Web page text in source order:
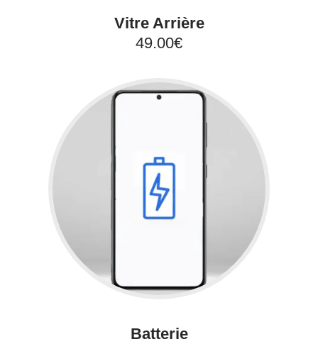
Vitre Arrière
49.00€
Batterie